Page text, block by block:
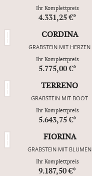
Ihr Komplettpreis
4.331,25 €*
CORDINA
GRABSTEIN MIT HERZEN
Ihr Komplettpreis
5.775,00 €*
TERRENO
GRABSTEIN MIT BOOT
Ihr Komplettpreis
5.643,75 €*
FIORINA
GRABSTEIN MIT BLUMEN
Ihr Komplettpreis
9.187,50 €*